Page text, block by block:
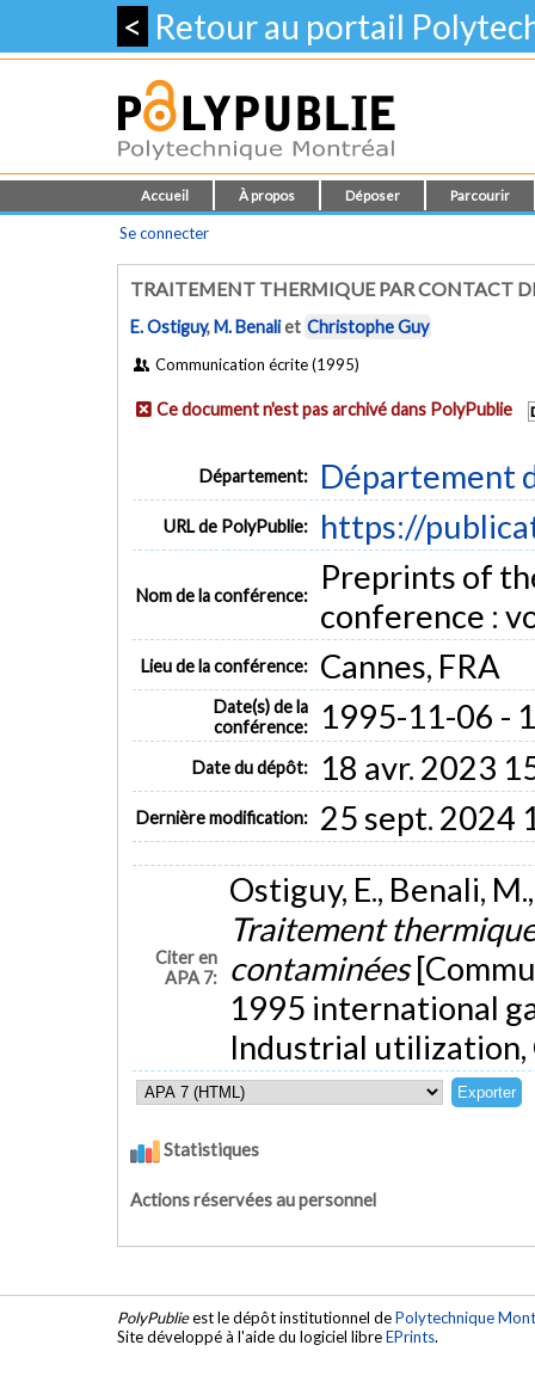
< Retour au portail
Accueil À propos Déposer Parcourir
Se connecter
TRAITEMENT THERMIQUE PAR CONTACT
E. Ostiguy,M. Benaliet Christophe Guy
Communication écrite (1995)
Ce document n'est pas archivé dans PolyPublie
Département: Département
URL de PolyPublie: https://
Nom de la conférence:
Preprints of
conference :
Lieu de la conférence: Cannes, FRA
Date(s) de la
conférence:
1995-11-06 -
Date du dépôt: 18 avr. 2023
Dernière modification: 25 sept. 2024
Citer en
APA 7:
Ostiguy, E., Benali,
Traitement
contaminées
1995 international
Industrial utilization,
Statistiques
Actions réservées au personnel
PolyPublieest le dépôt institutionnel dePolytechnique
Site développé à l'aide du logiciel libreEPrints.